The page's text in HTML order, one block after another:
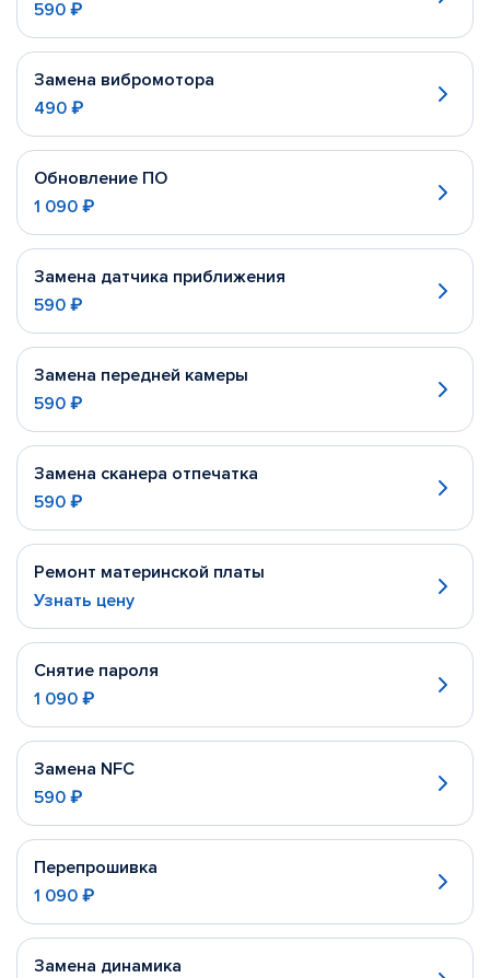
590 ₽
Замена вибромотора
490 ₽
Обновление ПО
1 090 ₽
Замена датчика приближения
590 ₽
Замена передней камеры
590 ₽
Замена сканера отпечатка
590 ₽
Ремонт материнской платы
Узнать цену
Снятие пароля
1 090 ₽
Замена NFC
590 ₽
Перепрошивка
1 090 ₽
Замена динамика